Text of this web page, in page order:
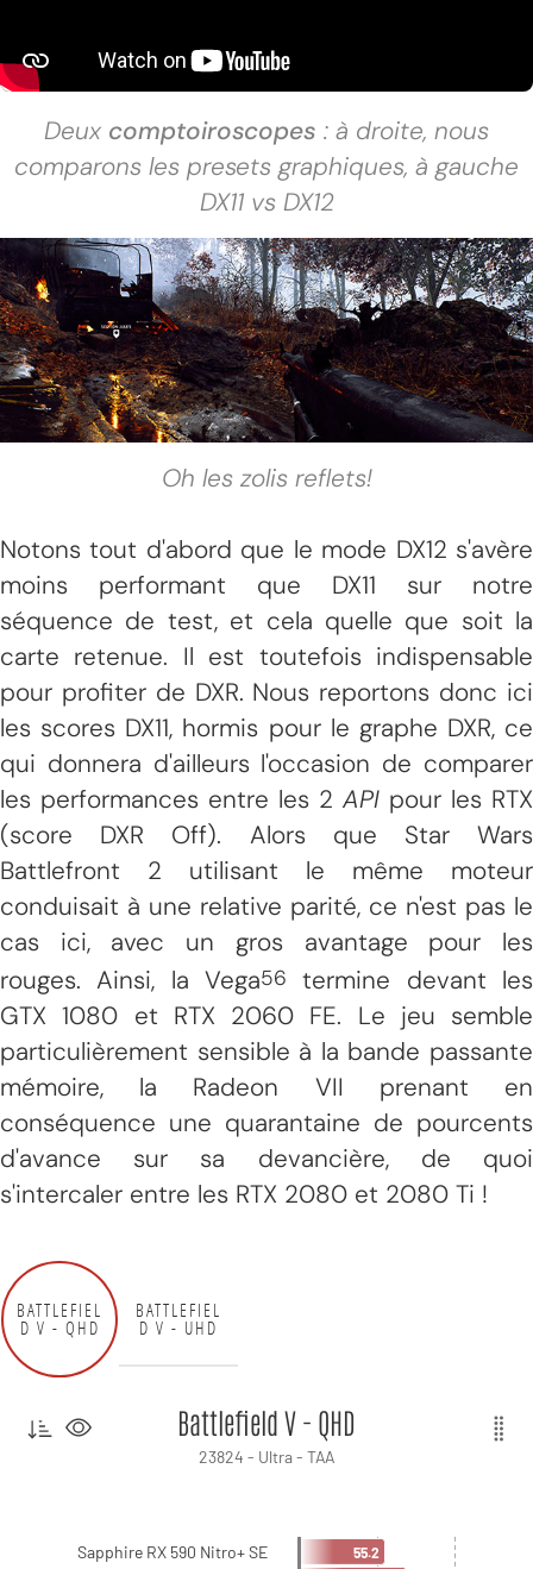
Deux comptoiroscopes : à droite, nous
comparons les presets graphiques, à gauche
DX11 vs DX12
Oh les zolis reflets!
Notons tout d'abord que le mode DX12 s'avère
moins performant que DX11 sur notre
séquence de test, et cela quelle que soit la
carte retenue. Il est toutefois indispensable
pour profiter de DXR. Nous reportons donc ici
les scores DX11, hormis pour le graphe DXR, ce
qui donnera d'ailleurs l'occasion de comparer
les performances entre les 2 API pour les RTX
(score DXR Off). Alors que Star Wars
Battlefront 2 utilisant le même moteur
conduisait à une relative parité, ce n'est pas le
cas ici, avec un gros avantage pour les
rouges. Ainsi, la Vega56
termine devant les
GTX 1080 et RTX 2060 FE. Le jeu semble
particulièrement sensible à la bande passante
mémoire, la Radeon VII prenant en
conséquence une quarantaine de pourcents
d'avance sur sa devancière, de quoi
s'intercaler entre les RTX 2080 et 2080 Ti !